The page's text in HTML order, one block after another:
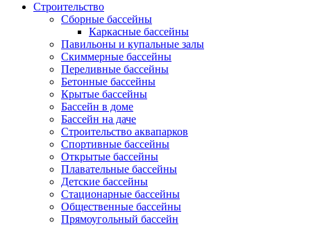
Строительство
Сборные бассейны
Каркасные бассейны
Павильоны и купальные залы
Скиммерные бассейны
Переливные бассейны
Бетонные бассейны
Крытые бассейны
Бассейн в доме
Бассейн на даче
Строительство аквапарков
Спортивные бассейны
Открытые бассейны
Плавательные бассейны
Детские бассейны
Стационарные бассейны
Общественные бассейны
Прямоугольный бассейн